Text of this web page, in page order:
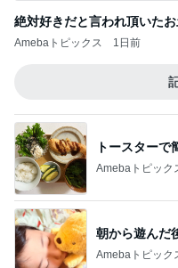
絶対好きだと言われ頂いた
Amebaトピックス 1日前
トースターで
Amebaトピック
朝から遊んだ
Amebaトピック